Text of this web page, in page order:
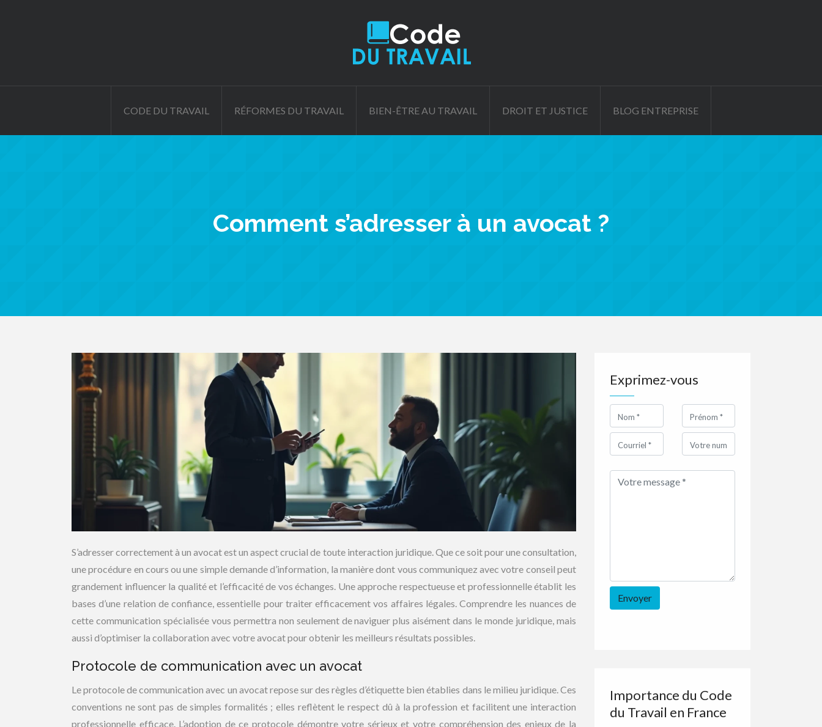
CODE DU TRAVAIL RÉFORMES DU TRAVAIL BIEN-ÊTRE AU TRAVAIL DROIT ET JUSTICE BLOG ENTREPRISE
Comment s’adresser à un avocat ?
S’adresser correctement à un avocat est un aspect crucial de toute interaction juridique. Que ce soit pour une consultation,
une procédure en cours ou une simple demande d’information, la manière dont vous communiquez avec votre conseil peut
grandement influencer la qualité et l’efficacité de vos échanges. Une approche respectueuse et professionnelle établit les
bases d’une relation de confiance, essentielle pour traiter efficacement vos affaires légales. Comprendre les nuances de
cette communication spécialisée vous permettra non seulement de naviguer plus aisément dans le monde juridique, mais
aussi d’optimiser la collaboration avec votre avocat pour obtenir les meilleurs résultats possibles.
Protocole de communication avec un avocat
Le protocole de communication avec un avocat repose sur des règles d’étiquette bien établies dans le milieu juridique. Ces
conventions ne sont pas de simples formalités ; elles reflètent le respect dû à la profession et facilitent une interaction
professionnelle efficace. L’adoption de ce protocole démontre votre sérieux et votre compréhension des enjeux de la
Exprimez-vous
Importance du Code
du Travail en France